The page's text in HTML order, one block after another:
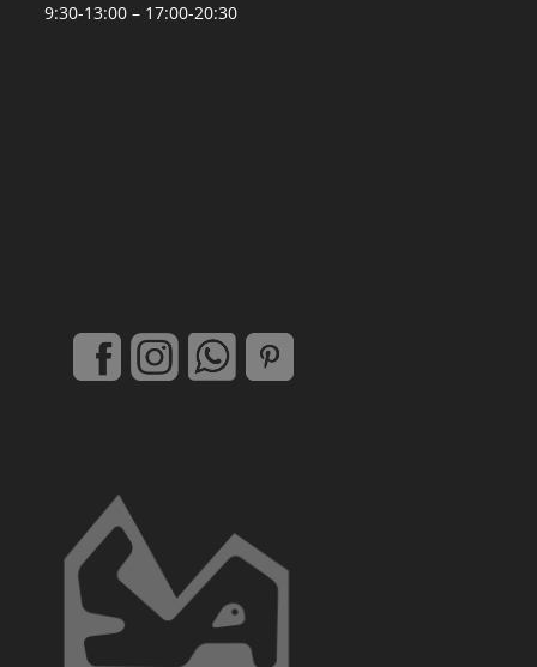
9:30-13:00 – 17:00-20:30